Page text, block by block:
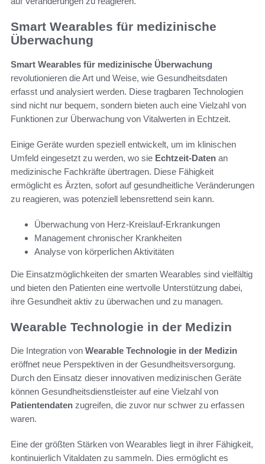
Smart Wearables für medizinische
Überwachung
Smart Wearables für medizinische Überwachung
revolutionieren die Art und Weise, wie Gesundheitsdaten
erfasst und analysiert werden. Diese tragbaren Technologien
sind nicht nur bequem, sondern bieten auch eine Vielzahl von
Funktionen zur Überwachung von Vitalwerten in Echtzeit.
Einige Geräte wurden speziell entwickelt, um im klinischen
Umfeld eingesetzt zu werden, wo sie Echtzeit-Daten an
medizinische Fachkräfte übertragen. Diese Fähigkeit
ermöglicht es Ärzten, sofort auf gesundheitliche Veränderungen
zu reagieren, was potenziell lebensrettend sein kann.
Überwachung von Herz-Kreislauf-Erkrankungen
Management chronischer Krankheiten
Analyse von körperlichen Aktivitäten
Die Einsatzmöglichkeiten der smarten Wearables sind vielfältig
und bieten den Patienten eine wertvolle Unterstützung dabei,
ihre Gesundheit aktiv zu überwachen und zu managen.
Wearable Technologie in der Medizin
Die Integration von Wearable Technologie in der Medizin
eröffnet neue Perspektiven in der Gesundheitsversorgung.
Durch den Einsatz dieser innovativen medizinischen Geräte
können Gesundheitsdienstleister auf eine Vielzahl von
Patientendaten zugreifen, die zuvor nur schwer zu erfassen
waren.
Eine der größten Stärken von Wearables liegt in ihrer Fähigkeit,
kontinuierlich Vitaldaten zu sammeln. Dies ermöglicht es